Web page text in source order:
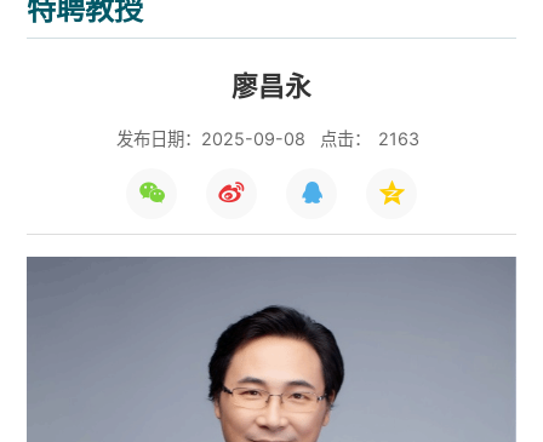
特聘教授
廖昌永
发布日期：2025-09-08 点击： 2163